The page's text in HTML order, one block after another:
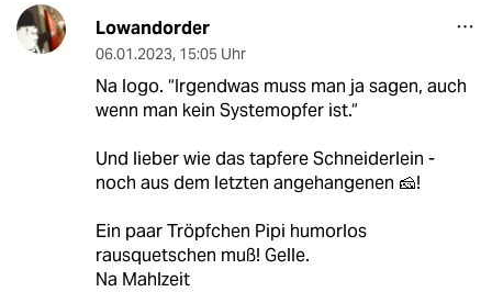
Lowandorder
06.01.2023, 15:05 Uhr
Na logo. “Irgendwas muss man ja sagen, auch
wenn man kein Systemopfer ist.“
Und lieber wie das tapfere Schneiderlein -
noch aus dem letzten angehangenen 🧀!
Ein paar Tröpfchen Pipi humorlos
rausquetschen muß! Gelle.
Na Mahlzeit